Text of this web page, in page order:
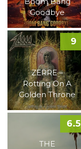
Goodbye
ZERRE –
Rotting On A
Golden Throne
9
THE
6.5